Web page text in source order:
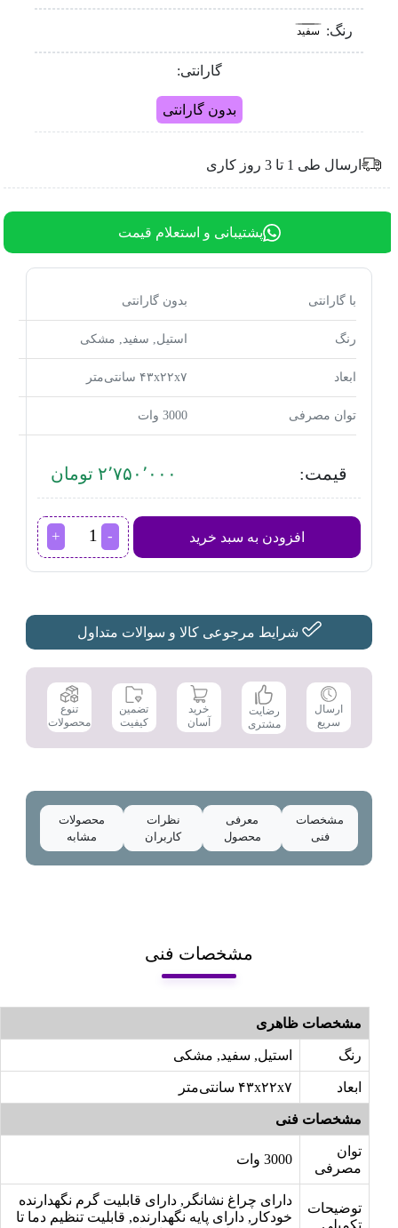
رنگ: سفید
گارانتی:
بدون گارانتی
ارسال طی 1 تا 3 روز کاری
پشتیبانی و استعلام قیمت
با گارانتی بدون گارانتی
رنگ استیل, سفید, مشکی
ابعاد ۴۳x۲۲x۷ سانتی‌متر
توان مصرفی 3000 وات
قیمت: ۲٬۷۵۰٬۰۰۰ تومان
افزودن به سبد خرید
اجاق
برقی
مدل
UL-
3677
عدد
شرایط مرجوعی کالا و سوالات متداول
ارسال
سریع
رضایت
مشتری
خرید
آسان
تضمین
کیفیت
تنوع
محصولات
مشخصات
فنی
معرفی
محصول
نظرات
کاربران
محصولات
مشابه
مشخصات فنی
مشخصات ظاهری
رنگ استیل, سفید, مشکی
ابعاد ۴۳x۲۲x۷ سانتی‌متر
مشخصات فنی
توان
مصرفی
3000 وات
توضیحات
تکمیلی
دارای چراغ نشانگر, دارای قابلیت گرم نگهدارنده
خودکار, دارای پایه نگهدارنده, قابلیت تنظیم دما تا